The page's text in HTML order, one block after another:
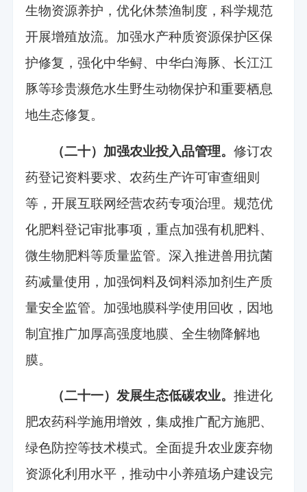
生物资源养护，优化休禁渔制度，科学规范
开展增殖放流。加强水产种质资源保护区保
护修复，强化中华鲟、中华白海豚、长江江
豚等珍贵濒危水生野生动物保护和重要栖息
地生态修复。
（二十）加强农业投入品管理。 修订农
药登记资料要求、农药生产许可审查细则
等，开展互联网经营农药专项治理。规范优
化肥料登记审批事项，重点加强有机肥料、
微生物肥料等质量监管。深入推进兽用抗菌
药减量使用，加强饲料及饲料添加剂生产质
量安全监管。加强地膜科学使用回收，因地
制宜推广加厚高强度地膜、全生物降解地
膜。
（二十一）发展生态低碳农业。 推进化
肥农药科学施用增效，集成推广配方施肥、
绿色防控等技术模式。全面提升农业废弃物
资源化利用水平，推动中小养殖场户建设完